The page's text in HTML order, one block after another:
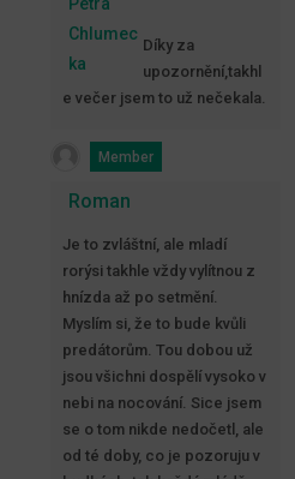
Chlumec
ka
Díky za
upozornění,takhl
e večer jsem to už nečekala.
Member
Roman
Je to zvláštní, ale mladí
rorýsi takhle vždy vylítnou z
hnízda až po setmění.
Myslím si, že to bude kvůli
predátorům. Tou dobou už
jsou všichni dospělí vysoko v
nebi na nocování. Sice jsem
se o tom nikde nedočetl, ale
od té doby, co je pozoruju v